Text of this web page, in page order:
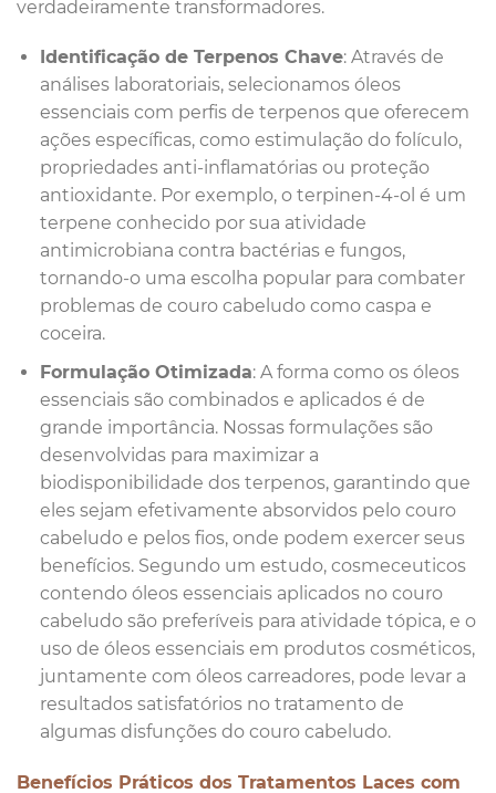
verdadeiramente transformadores.
Identificação de Terpenos Chave: Através de
análises laboratoriais, selecionamos óleos
essenciais com perfis de terpenos que oferecem
ações específicas, como estimulação do folículo,
propriedades anti-inflamatórias ou proteção
antioxidante. Por exemplo, o terpinen-4-ol é um
terpene conhecido por sua atividade
antimicrobiana contra bactérias e fungos,
tornando-o uma escolha popular para combater
problemas de couro cabeludo como caspa e
coceira.
Formulação Otimizada: A forma como os óleos
essenciais são combinados e aplicados é de
grande importância. Nossas formulações são
desenvolvidas para maximizar a
biodisponibilidade dos terpenos, garantindo que
eles sejam efetivamente absorvidos pelo couro
cabeludo e pelos fios, onde podem exercer seus
benefícios. Segundo um estudo, cosmeceuticos
contendo óleos essenciais aplicados no couro
cabeludo são preferíveis para atividade tópica, e o
uso de óleos essenciais em produtos cosméticos,
juntamente com óleos carreadores, pode levar a
resultados satisfatórios no tratamento de
algumas disfunções do couro cabeludo.
Benefícios Práticos dos Tratamentos Laces com